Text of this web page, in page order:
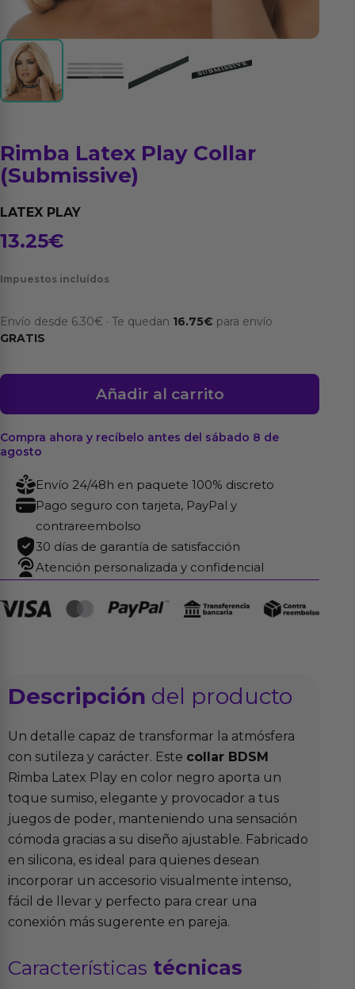
Rimba Latex Play Collar
(Submissive)
LATEX PLAY
13.25€
Impuestos incluídos
Envío desde 6.30€ · Te quedan 16.75€ para envío
GRATIS
Rimba
Collar
cantidad
Añadir al carrito
Compra ahora y recíbelo antes del sábado 8 de
agosto
Envío 24/48h en paquete 100% discreto
Pago seguro con tarjeta, PayPal y
contrareembolso
30 días de garantía de satisfacción
Atención personalizada y confidencial
Descripción del producto
Un detalle capaz de transformar la atmósfera
con sutileza y carácter. Este collar BDSM
Rimba Latex Play en color negro aporta un
toque sumiso, elegante y provocador a tus
juegos de poder, manteniendo una sensación
cómoda gracias a su diseño ajustable. Fabricado
en silicona, es ideal para quienes desean
incorporar un accesorio visualmente intenso,
fácil de llevar y perfecto para crear una
conexión más sugerente en pareja.
Características técnicas